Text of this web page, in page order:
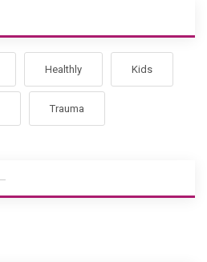
Healthly Kids
Trauma